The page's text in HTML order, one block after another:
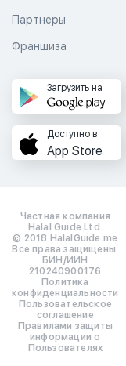
Партнеры
Франшиза
Загрузить на
Доступно в
App Store
Частная компания
Halal Guide Ltd.
© 2018 HalalGuide.me
Все права защищены.
БИН/ИИН
210240900176
Политика
конфиденциальности
Пользовательское
соглашение
Правилами защиты
информации о
Пользователях